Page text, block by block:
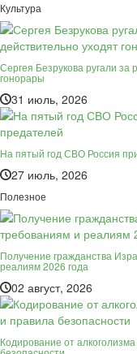
Культура
Сергея Безрукова ругали за
гонорары
31 июль, 2026
На пятый год СВО Россия
27 июль, 2026
Полезное
Получение гражданства
реалиям 2026 года
02 август, 2026
Кодирование от